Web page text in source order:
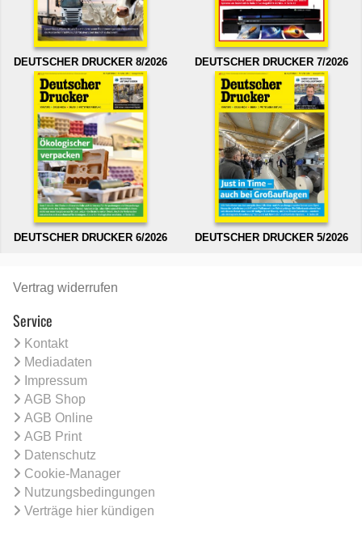
DEUTSCHER DRUCKER 8/2026 DEUTSCHER DRUCKER 7/2026
DEUTSCHER DRUCKER 6/2026 DEUTSCHER DRUCKER 5/2026
Vertrag widerrufen
Service
Kontakt
Mediadaten
Impressum
AGB Shop
AGB Online
AGB Print
Datenschutz
Cookie-Manager
Nutzungsbedingungen
Verträge hier kündigen